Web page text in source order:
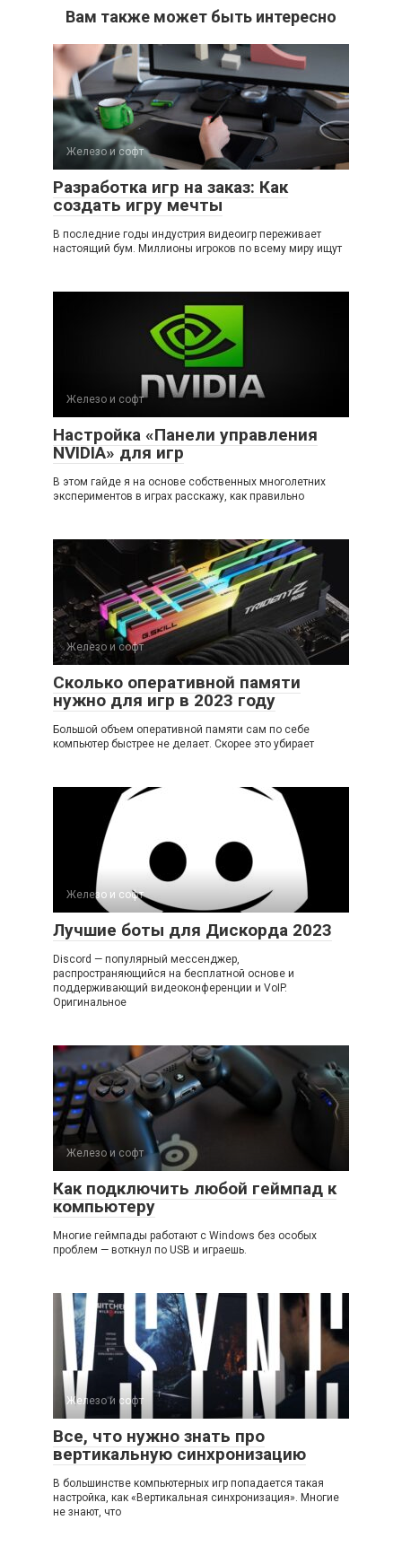
Вам также может быть интересно
Железо и софт
Разработка игр на заказ: Как
создать игру мечты
В последние годы индустрия видеоигр переживает
настоящий бум. Миллионы игроков по всему миру ищут
Железо и софт
Настройка «Панели управления
NVIDIA» для игр
В этом гайде я на основе собственных многолетних
экспериментов в играх расскажу, как правильно
Железо и софт
Сколько оперативной памяти
нужно для игр в 2023 году
Большой объем оперативной памяти сам по себе
компьютер быстрее не делает. Скорее это убирает
Железо и софт
Лучшие боты для Дискорда 2023
Discord — популярный мессенджер,
распространяющийся на бесплатной основе и
поддерживающий видеоконференции и VoIP.
Оригинальное
Железо и софт
Как подключить любой геймпад к
компьютеру
Многие геймпады работают с Windows без особых
проблем — воткнул по USB и играешь.
Железо и софт
Все, что нужно знать про
вертикальную синхронизацию
В большинстве компьютерных игр попадается такая
настройка, как «Вертикальная синхронизация». Многие
не знают, что